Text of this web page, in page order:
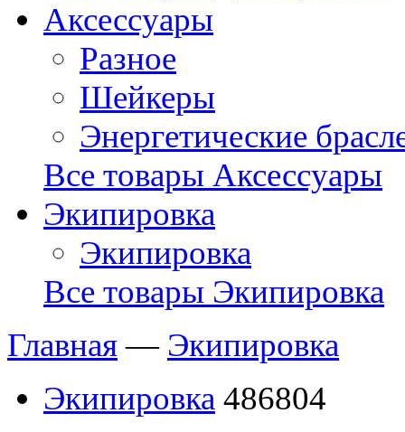
Аксессуары
Разное
Шейкеры
Энергетические
Все товары Аксессуары
Экипировка
Экипировка
Все товары Экипировка
Главная— Экипировка
Экипировка 486804